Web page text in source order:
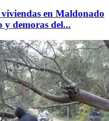
en Maldonado
y demoras del...